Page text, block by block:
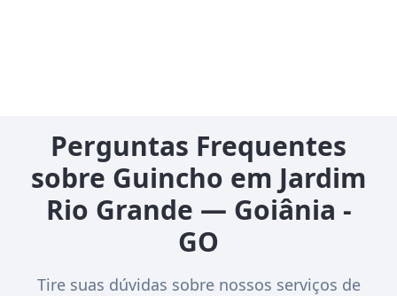
Perguntas Frequentes
sobre Guincho em Jardim
Rio Grande — Goiânia -
GO
Tire suas dúvidas sobre nossos serviços de